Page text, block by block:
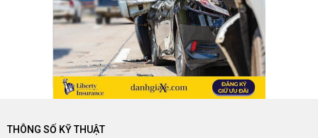
THÔNG SỐ KỸ THUẬT